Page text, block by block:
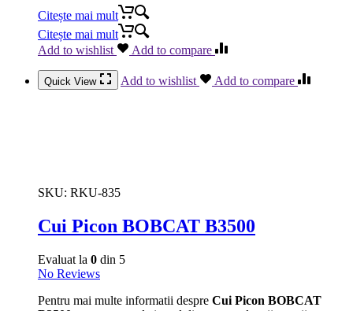
Citește mai mult
Citește mai mult
Add to wishlist
Add to compare
Quick View Add to wishlist Add to compare
SKU: RKU-835
Cui Picon BOBCAT B3500
Evaluat la 0 din 5
No Reviews
Pentru mai multe informatii despre Cui Picon BOBCAT